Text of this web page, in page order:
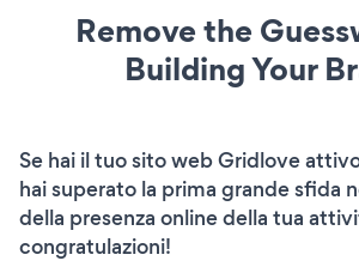
Remove the
Building Your
Se hai il tuo sito web Gridlove
hai superato la prima grande sfida
della presenza online della tua
congratulazioni!